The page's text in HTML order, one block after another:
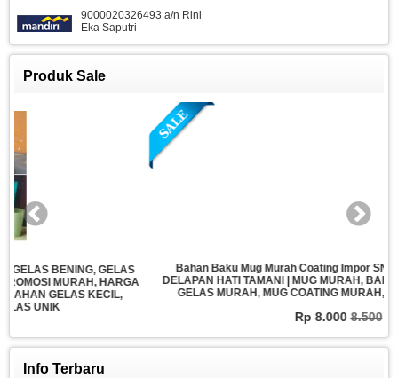
9000020326493 a/n Rini
Eka Saputri
Produk Sale
Bahan Baku Mug Murah Coating Impor SNI Merk SQ One MERCY
DELAPAN HATI TAMANI | MUG MURAH, BAHAN BAKU MUG MURAH,
GELAS MURAH, MUG COATING MURAH, PABRIK MUG MURAH
Info Terbaru